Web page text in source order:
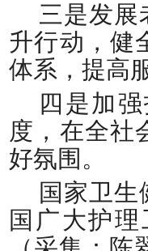
三是发展
升行动，健
体系，提高
四是加
度，在全社
好氛围。
国家卫
国广大护